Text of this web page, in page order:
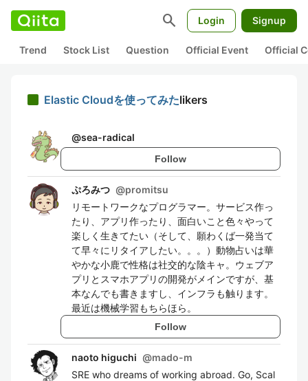
search Login Signup
Trend Stock List Question Official Event Official
Elastic Cloudを使ってみたlikers
@sea-radical
Follow
ぷろみつ @promitsu
リモートワークなプログラマー。サービス作っ
たり、アプリ作ったり、面白いこと色々やって
楽しく生きてたい（そして、願わくば一発当て
て早々にリタイアしたい。。。）動物占いは華
やかな小鹿で性格は社交的な陰キャ。ウェブア
プリとスマホアプリの開発がメインですが、基
本なんでも書きますし、インフラも触ります。
最近は機械学習もちらほら。
Follow
naoto higuchi @mado-m
SRE who dreams of working abroad. Go, Scal